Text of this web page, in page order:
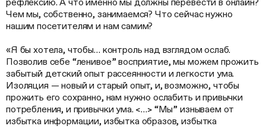
Чем мы, собственно, занимаемся? Что сейчас нужно
нашим посетителям и нам самим?
«Я бы хотела, чтобы… контроль над взглядом ослаб.
Позволив себе “ленивое” восприятие, мы можем прожить
забытый детский опыт рассеянности и легкости ума.
Изоляция — новый и старый опыт, и, возможно, чтобы
прожить его сохранно, нам нужно ослабить и привычки
потребления, и привычки ума. <…> “Мы” изнываем от
избытка информации, избытка образов, избытка